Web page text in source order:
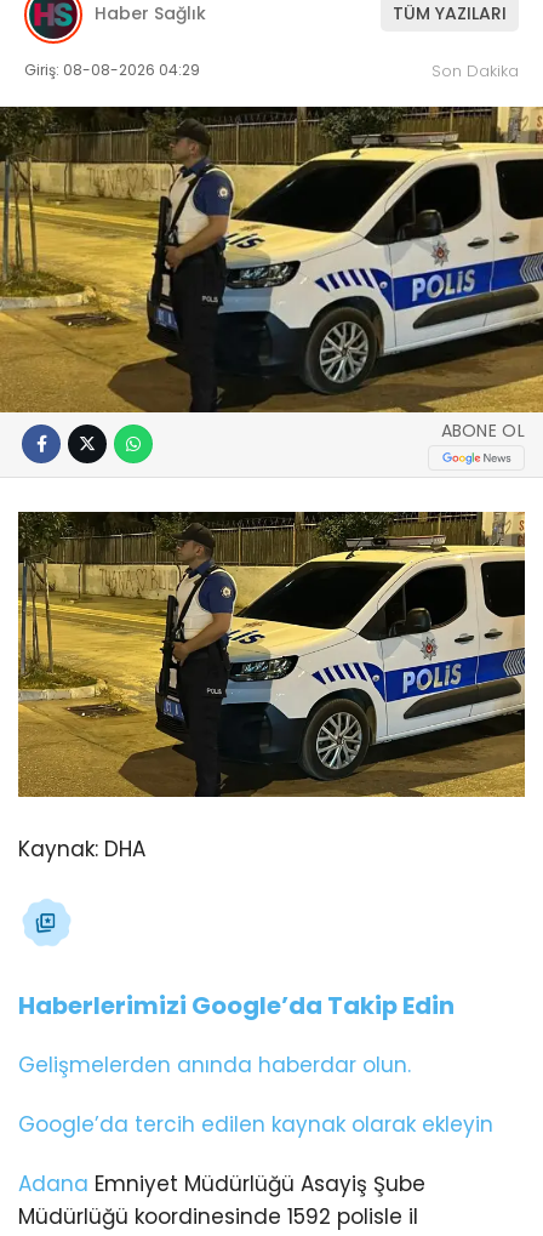
Haber Sağlık TÜM YAZILARI
Giriş: 08-08-2026 04:29 Son Dakika
ABONE OL
Kaynak: DHA
Haberlerimizi Google’da Takip Edin
Gelişmelerden anında haberdar olun.
Google’da tercih edilen kaynak olarak ekleyin
Adana Emniyet Müdürlüğü Asayiş Şube
Müdürlüğü koordinesinde 1592 polisle il